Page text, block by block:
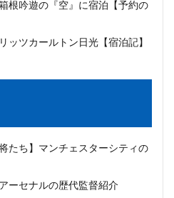
根吟遊の『空』に宿泊【予約の
ッツカールトン日光【宿泊記】
たち】マンチェスターシティの
ーセナルの歴代監督紹介